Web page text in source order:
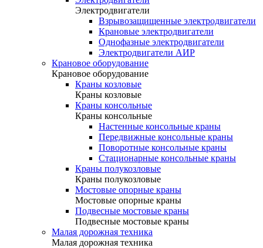
Электродвигатели
Взрывозащищенные электродвигатели
Крановые электродвигатели
Однофазные электродвигатели
Электродвигатели АИР
Крановое оборудование
Крановое оборудование
Краны козловые
Краны козловые
Краны консольные
Краны консольные
Настенные консольные краны
Передвижные консольные краны
Поворотные консольные краны
Стационарные консольные краны
Краны полукозловые
Краны полукозловые
Мостовые опорные краны
Мостовые опорные краны
Подвесные мостовые краны
Подвесные мостовые краны
Малая дорожная техника
Малая дорожная техника